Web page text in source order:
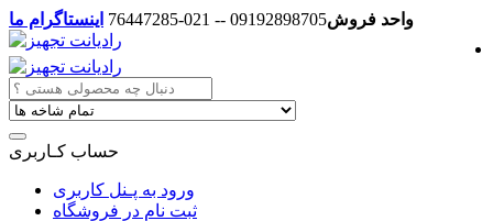
واحد فروش09192898705 -- 021-76447285 اینستاگرام ما
حساب کـاربری
ورود به پـنل کاربری
ثبت نام در فروشگاه